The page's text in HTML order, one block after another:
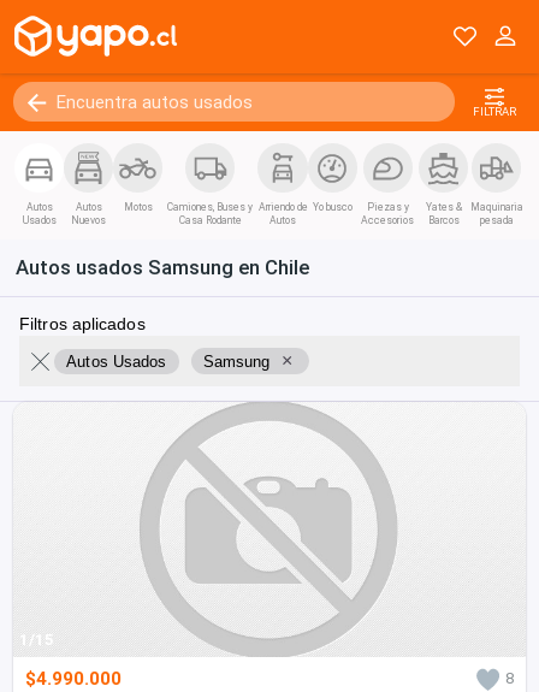
FILTRAR
Autos
Usados
Autos
Nuevos
Motos
Camiones, Buses y
Casa Rodante
Arriendo de
Autos
Yo busco
Piezas y
Accesorios
Yates &
Barcos
Maquinaria
pesada
Autos usados Samsung en Chile
Filtros aplicados
Autos Usados Samsung ×
1/15
$4.990.000 8